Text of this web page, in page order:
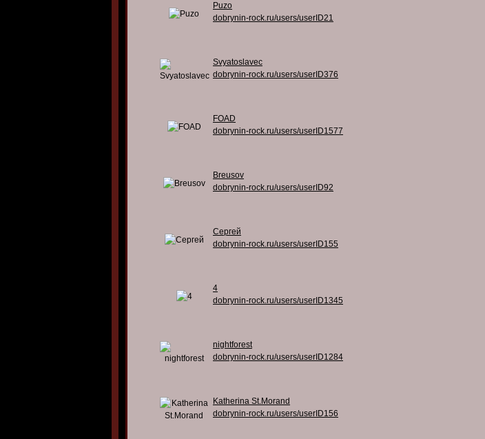
Puzo
dobrynin-rock.ru/users/userID21
Svyatoslavec
dobrynin-rock.ru/users/userID376
FOAD
dobrynin-rock.ru/users/userID1577
Breusov
dobrynin-rock.ru/users/userID92
Сергей
dobrynin-rock.ru/users/userID155
4
dobrynin-rock.ru/users/userID1345
nightforest
dobrynin-rock.ru/users/userID1284
Katherina St.Morand
dobrynin-rock.ru/users/userID156